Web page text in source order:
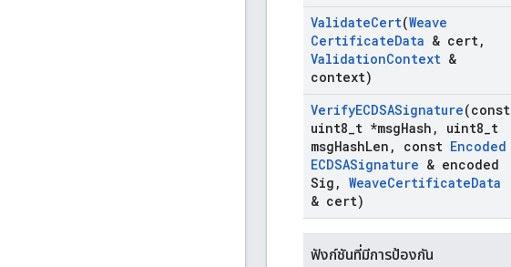
ValidateCert(Weave
CertificateData & cert,
ValidationContext &
context)
VerifyECDSASignature(const
uint8 t *msgHash , uint8 t
msgHashLen , const Encoded
ECDSASignature & encoded
Sig , WeaveCertificateData
& cert)
ฟังก์ชันที่มีการป้องกัน